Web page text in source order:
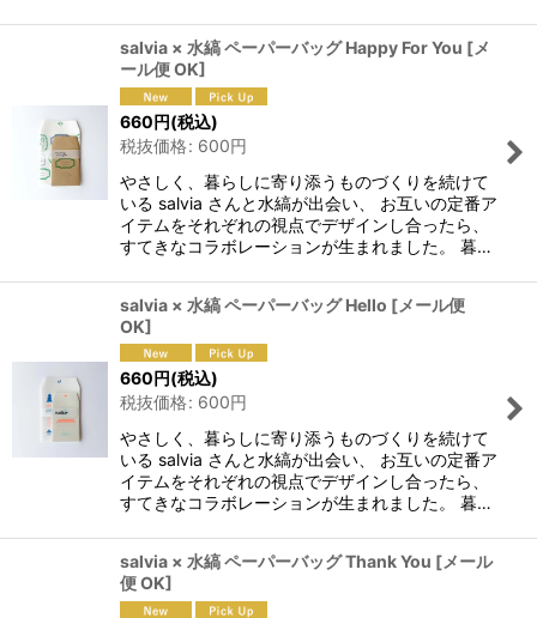
salvia × 水縞 ペーパーバッグ Happy For You [メ
ール便 OK]
660円(税込)
税抜価格: 600円
やさしく、暮らしに寄り添うものづくりを続けて
いる salvia さんと水縞が出会い、 お互いの定番ア
イテムをそれぞれの視点でデザインし合ったら、
すてきなコラボレーションが生まれました。 暮…
salvia × 水縞 ペーパーバッグ Hello [メール便
OK]
660円(税込)
税抜価格: 600円
やさしく、暮らしに寄り添うものづくりを続けて
いる salvia さんと水縞が出会い、 お互いの定番ア
イテムをそれぞれの視点でデザインし合ったら、
すてきなコラボレーションが生まれました。 暮…
salvia × 水縞 ペーパーバッグ Thank You [メール
便 OK]